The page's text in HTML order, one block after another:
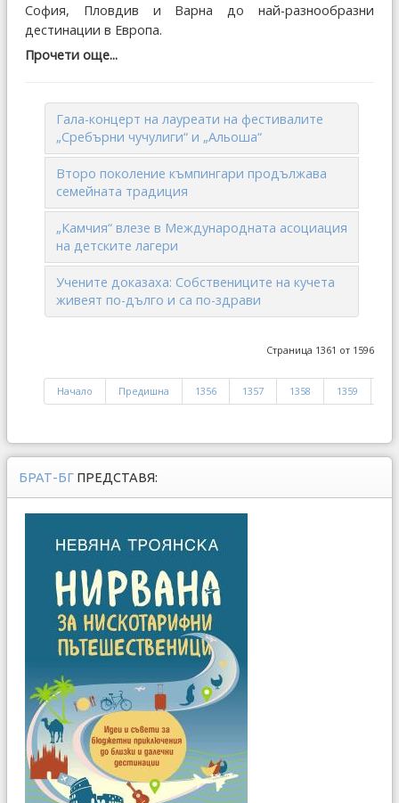
София, Пловдив и Варна до най-разнообразни
дестинации в Европа.
Прочети още...
Гала-концерт на лауреати на фестивалите
„Сребърни чучулиги“ и „Альоша“
Второ поколение къмпингари продължава
семейната традиция
„Камчия“ влезе в Международната асоциация
на детските лагери
Учените доказаха: Собствениците на кучета
живеят по-дълго и са по-здрави
Страница 1361 от 1596
Начало Предишна 1356 1357 1358 1359
БРАТ-БГ ПРЕДСТАВЯ: